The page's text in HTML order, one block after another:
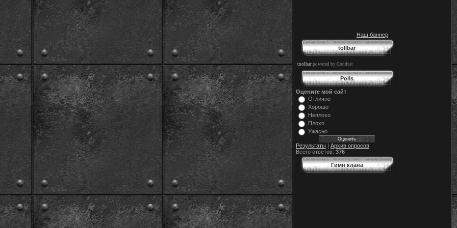
Наш баннер
tollbar
toolbar powered by Conduit
Polls
Оцените мой сайт
Отлично
Хорошо
Неплохо
Плохо
Ужасно
Результаты | Архив опросов
Всего ответов: 376
Гимн клана